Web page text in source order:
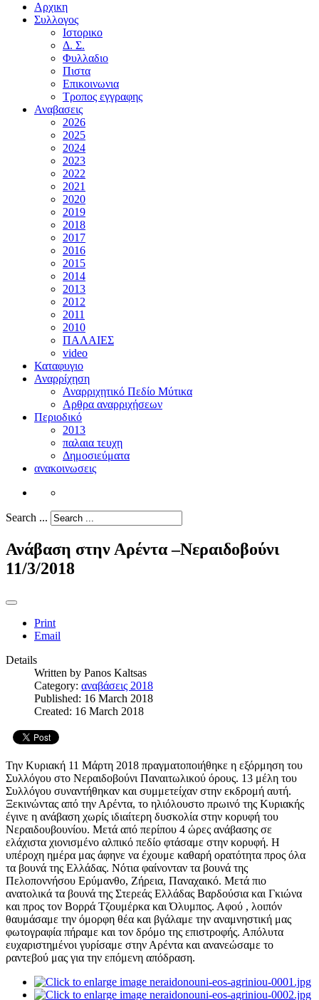
Αρχικη
Συλλογος
Ιστορικο
Δ. Σ.
Φυλλαδιο
Πιστα
Επικοινωνια
Τροπος εγγραφης
Αναβασεις
2026
2025
2024
2023
2022
2021
2020
2019
2018
2017
2016
2015
2014
2013
2012
2011
2010
ΠΑΛΑΙΕΣ
video
Καταφυγιο
Αναρρίχηση
Αναρριχητικό Πεδίο Μύτικα
Αρθρα αναρριχήσεων
Περιοδικό
2013
παλαια τευχη
Δημοσιεύματα
ανακοινωσεις
Search ...
Ανάβαση στην Αρέντα –Νεραιδοβούνι
11/3/2018
Print
Email
Details
Written by Panos Kaltsas
Category: αναβάσεις 2018
Published: 16 March 2018
Created: 16 March 2018
Την Κυριακή 11 Μάρτη 2018 πραγματοποιήθηκε η εξόρμηση του
Συλλόγου στο Νεραιδοβούνι Παναιτωλικού όρους. 13 μέλη του
Συλλόγου συναντήθηκαν και συμμετείχαν στην εκδρομή αυτή.
Ξεκινώντας από την Αρέντα, το ηλιόλουστο πρωινό της Κυριακής
έγινε η ανάβαση χωρίς ιδιαίτερη δυσκολία στην κορυφή του
Νεραιδουβουνίου. Μετά από περίπου 4 ώρες ανάβασης σε
ελάχιστα χιονισμένο αλπικό πεδίο φτάσαμε στην κορυφή. Η
υπέροχη ημέρα μας άφηνε να έχουμε καθαρή ορατότητα προς όλα
τα βουνά της Ελλάδας. Νότια φαίνονταν τα βουνά της
Πελοποννήσου Ερύμανθο, Ζήρεια, Παναχαικό. Μετά πιο
ανατολικά τα βουνά της Στερεάς Ελλάδας Βαρδούσια και Γκιώνα
και προς τον Βορρά Τζουμέρκα και Όλυμπος. Αφού , λοιπόν
θαυμάσαμε την όμορφη θέα και βγάλαμε την αναμνηστική μας
φωτογραφία πήραμε και τον δρόμο της επιστροφής. Απόλυτα
ευχαριστημένοι γυρίσαμε στην Αρέντα και ανανεώσαμε το
ραντεβού μας για την επόμενη απόδραση.